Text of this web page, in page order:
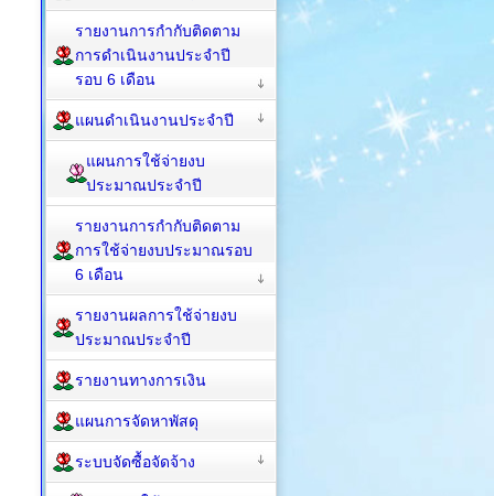
รายงานการกำกับติดตาม
การดำเนินงานประจำปี
รอบ 6 เดือน
แผนดำเนินงานประจำปี
แผนการใช้จ่ายงบ
ประมาณประจำปี
รายงานการกำกับติดตาม
การใช้จ่ายงบประมาณรอบ
6 เดือน
รายงานผลการใช้จ่ายงบ
ประมาณประจำปี
รายงานทางการเงิน
แผนการจัดหาพัสดุ
ระบบจัดซื้อจัดจ้าง